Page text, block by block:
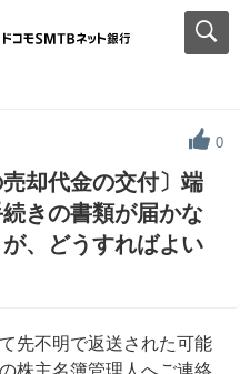
0
売却代金の交付〕端
きの書類が届かな
、どうすればよい
先不明で返送された可能
株主名簿管理人へご連絡